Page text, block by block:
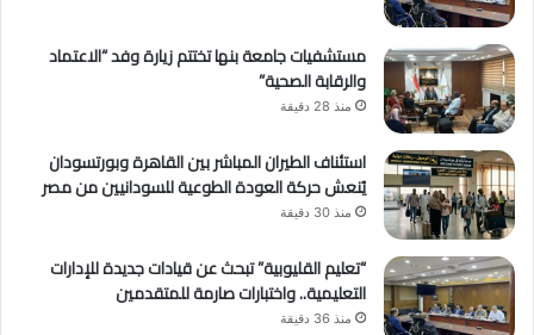
مستشفيات جامعة بنها تختتم زيارة وفد “الاعتماد
والرقابة الصحية”
منذ 28 دقيقة
استئناف الطيران المباشر بين القاهرة وبورتسودان
يُنعش حركة العودة الطوعية للسودانيين من مصر
منذ 30 دقيقة
“تعليم القليوبية” تبحث عن قيادات جديدة للإدارات
التعليمية.. واختبارات صارمة للمتقدمين
منذ 36 دقيقة